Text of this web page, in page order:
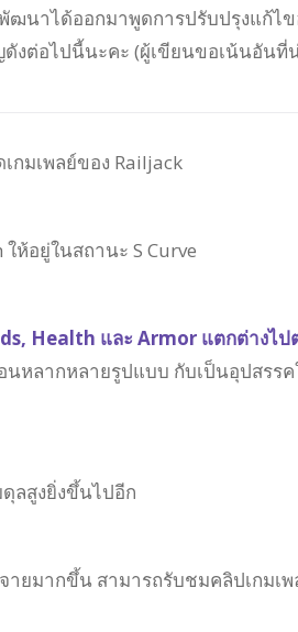
ฒนาได้ออกมาพูดการปรับปรุงแก้ไ
งต่อไปนี้นะคะ (ผู้เขียนขอเน้นอันที่
กมเพลย์ของ Railjack
ห้อยู่ในสถานะ S Curve
Health และ Armor แตกต่างไป
นหลากหลายรูปแบบ กับเป็นอุปสรรค
ลสูงยิ่งขึ้นไปอีก
ายมากขึ้น สามารถรับชมคลิปเกมเพ